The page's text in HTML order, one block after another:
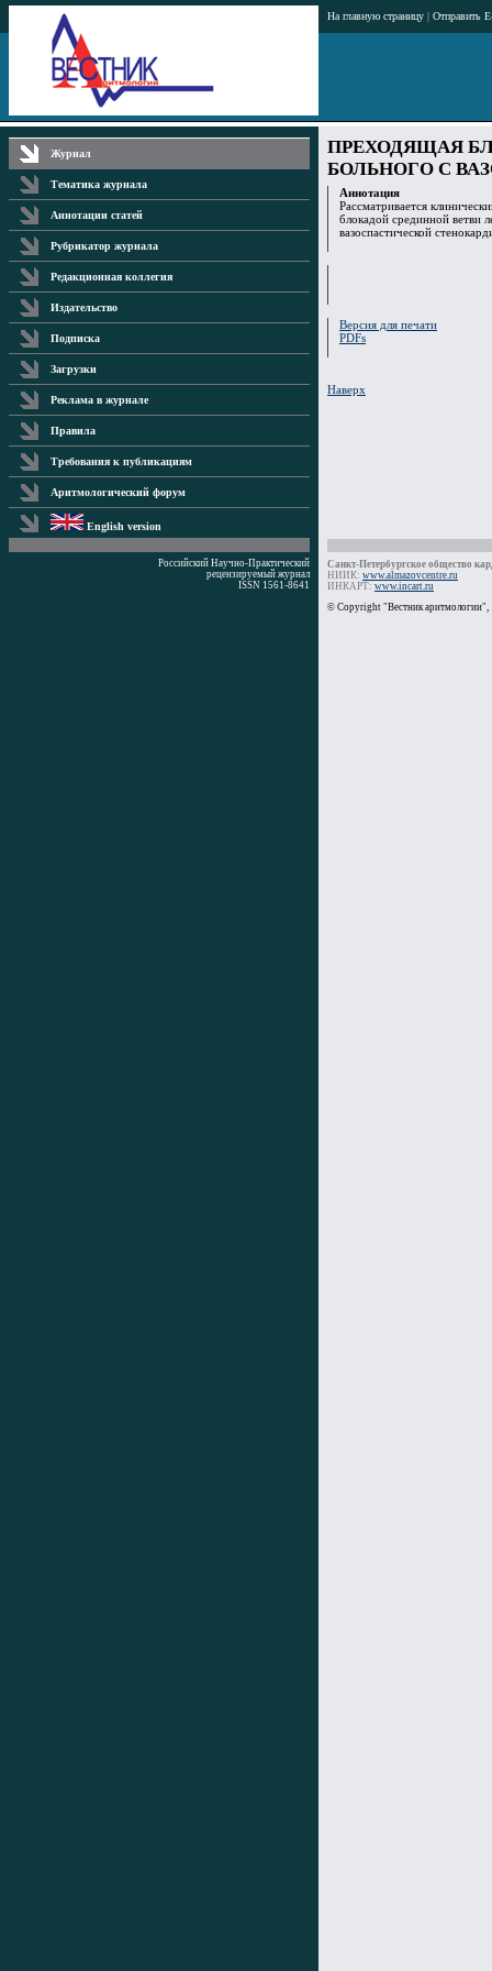
На главную страницу | Отправить
Журнал
Тематика журнала
Аннотации статей
Рубрикатор журнала
Редакционная коллегия
Издательство
Подписка
Загрузки
Реклама в журнале
Правила
Требования к публикациям
Аритмологический форум
English version
ПРЕХОДЯЩАЯ
БОЛЬНОГО С
Аннотация
Рассматривается
блокадой срединной ветви
вазоспастической
Версия для печати
PDFs
Наверх
Российский Научно-Практический
рецензируемый журнал
ISSN 1561-8641
Санкт-Петербургское общество
НИИК: www.almazovcentre.ru
ИНКАРТ: www.incart.ru
© Copyright "Вестник аритмологии",